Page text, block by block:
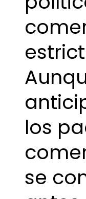
los
se